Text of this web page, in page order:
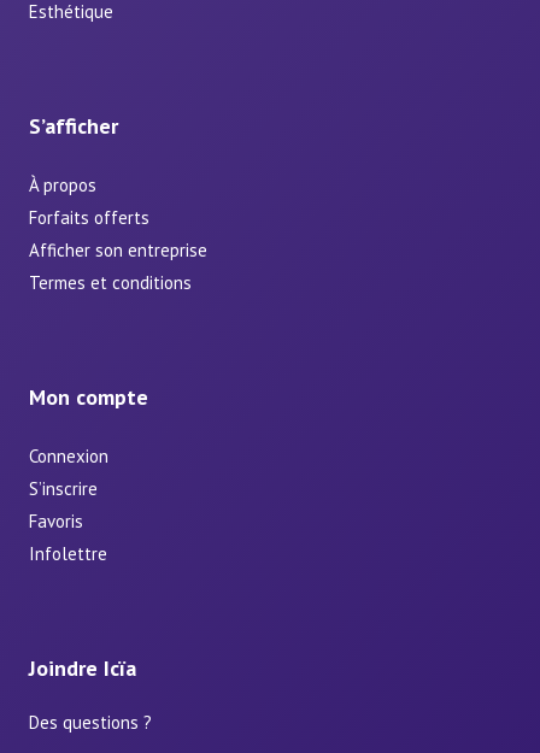
Esthétique
S’afficher
À propos
Forfaits offerts
Afficher son entreprise
Termes et conditions
Mon compte
Connexion
S’inscrire
Favoris
Infolettre
Joindre Icïa
Des questions ?